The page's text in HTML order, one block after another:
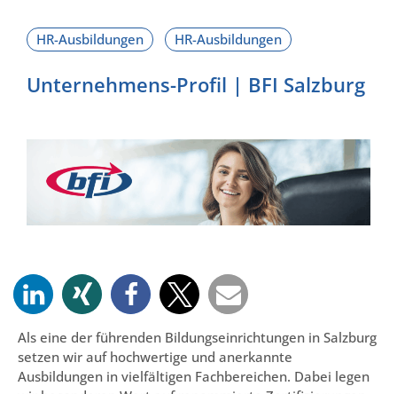
Unternehmens-Profil | BFI Salzburg
Als eine der führenden Bildungseinrichtungen in Salzburg
setzen wir auf hochwertige und anerkannte
Ausbildungen in vielfältigen Fachbereichen. Dabei legen